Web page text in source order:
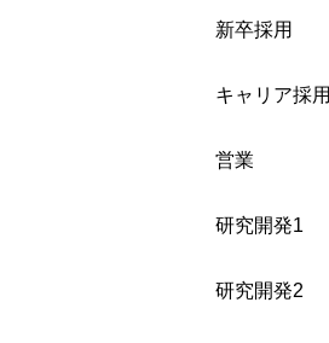
新卒採用
キャリア採用
営業
研究開発1
研究開発2